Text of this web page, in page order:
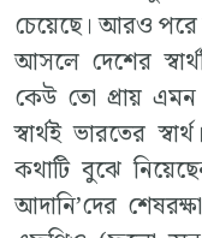
চেয়েছে। আরও পরে
আসলে দেশের
কেউ তো প্রায়
স্বার্থই ভারতের
কথাটি বুঝে
আদানি’দের